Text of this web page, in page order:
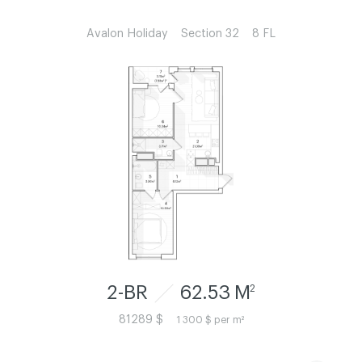
Avalon Holiday Section 32 8 FL
2-BR 62.53 M2
81289 $ 1 300 $ per m²